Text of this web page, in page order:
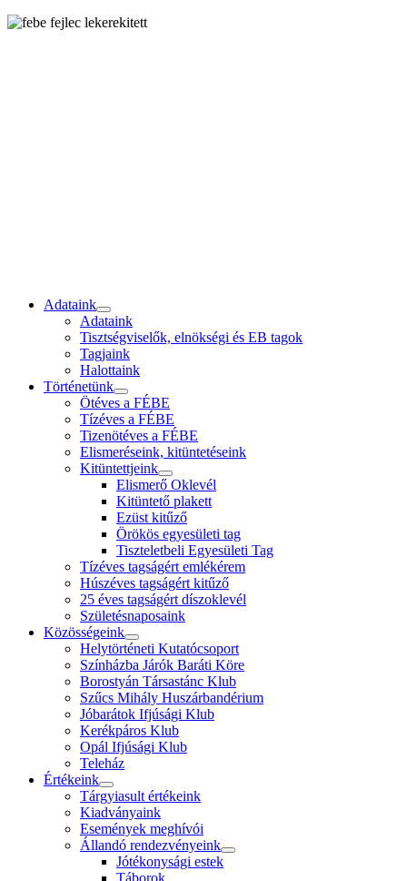
Adataink
Adataink
Tisztségviselők, elnökségi és EB tagok
Tagjaink
Halottaink
Történetünk
Ötéves a FÉBE
Tízéves a FÉBE
Tizenötéves a FÉBE
Elismeréseink, kitüntetéseink
Kitüntettjeink
Elismerő Oklevél
Kitüntető plakett
Ezüst kitűző
Örökös egyesületi tag
Tiszteletbeli Egyesületi Tag
Tízéves tagságért emlékérem
Húszéves tagságért kitűző
25 éves tagságért díszoklevél
Születésnaposaink
Közösségeink
Helytörténeti Kutatócsoport
Színházba Járók Baráti Köre
Borostyán Társastánc Klub
Szűcs Mihály Huszárbandérium
Jóbarátok Ifjúsági Klub
Kerékpáros Klub
Opál Ifjúsági Klub
Teleház
Értékeink
Tárgyiasult értékeink
Kiadványaink
Események meghívói
Állandó rendezvényeink
Jótékonysági estek
Táborok